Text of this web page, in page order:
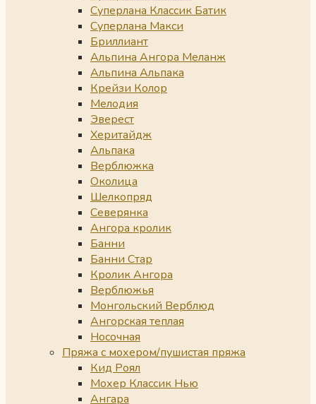
Суперлана Классик Батик
Суперлана Макси
Бриллиант
Альпина Ангора Меланж
Альпина Альпака
Крейзи Колор
Мелодия
Эверест
Херитайдж
Альпака
Верблюжка
Околица
Шелкопряд
Северянка
Ангора кролик
Банни
Банни Стар
Кролик Ангора
Верблюжья
Монгольский Верблюд
Ангорская теплая
Носочная
Пряжа с мохером/пушистая пряжа
Кид Роял
Мохер Классик Нью
Ангара